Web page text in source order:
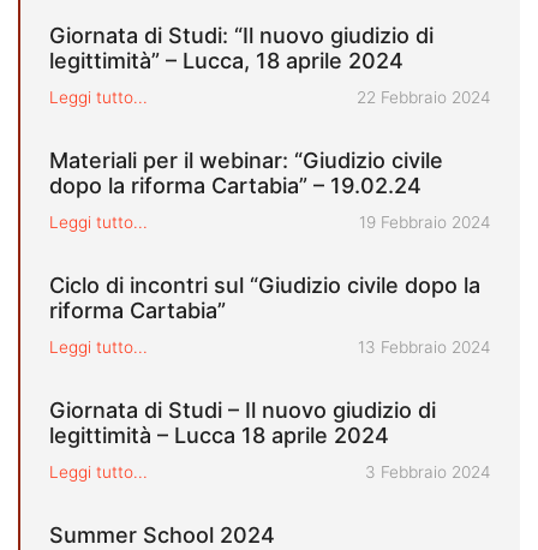
Giornata di Studi: “Il nuovo giudizio di
legittimità” – Lucca, 18 aprile 2024
Leggi tutto... Pubblicato il
22 Febbraio 2024
Materiali per il webinar: “Giudizio civile
dopo la riforma Cartabia” – 19.02.24
Leggi tutto... Pubblicato il
19 Febbraio 2024
Ciclo di incontri sul “Giudizio civile dopo la
riforma Cartabia”
Leggi tutto... Pubblicato il
13 Febbraio 2024
Giornata di Studi – Il nuovo giudizio di
legittimità – Lucca 18 aprile 2024
Leggi tutto... Pubblicato il
3 Febbraio 2024
Summer School 2024